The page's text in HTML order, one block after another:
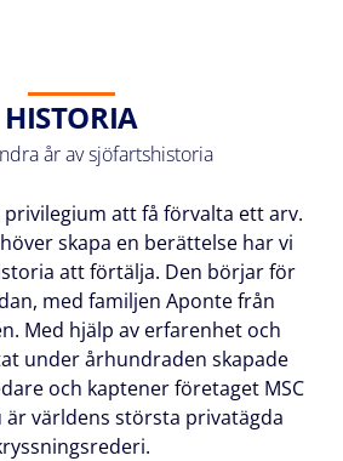
HISTORIA
år av sjöfartshistoria
att få förvalta ett arv.
skapa en berättelse har vi
att förtälja. Den börjar för
med familjen Aponte från
Med hjälp av erfarenhet och
under århundraden skapade
och kaptener företaget MSC
är världens största privatägda